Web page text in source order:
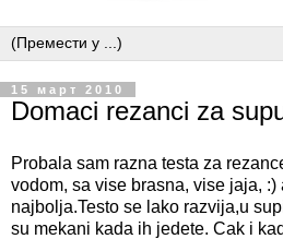
15 март 2010
Domaci rezanci za
Probala sam razna testa za
vodom, sa vise brasna, vise jaja, :)
najbolja.Testo se lako razvija,u
su mekani kada ih jedete. Cak i